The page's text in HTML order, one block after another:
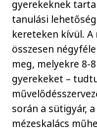
gyerekeknek
tanulási
kereteken kívül. A
összesen
meg, melyekre 8-
gyerekeket –
során a sütigyár,
mézeskalács